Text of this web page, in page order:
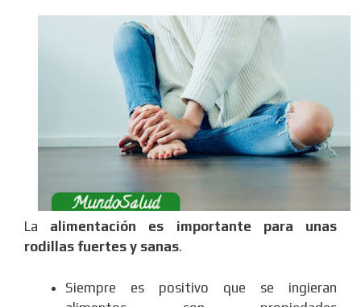
La alimentación es importante para unas
rodillas fuertes y sanas.
Siempre es positivo que se ingieran